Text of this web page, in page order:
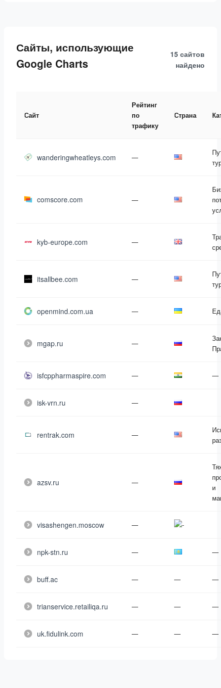
Сайты, использующие
Google Charts
15 сайтов
найдено
Сайт
Рейтинг
по
трафику
Страна
wanderingwheatleys.com —
comscore.com —
kyb-europe.com —
itsallbee.com —
openmind.com.ua —
mgap.ru —
isfcppharmaspire.com — —
isk-vrn.ru —
rentrak.com —
azsv.ru —
и
visashengen.moscow —
npk-stn.ru — —
buff.ac — — —
trianservice.retailiqa.ru — — —
uk.fidulink.com — — —